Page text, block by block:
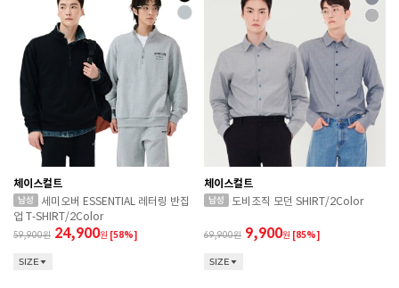
체이스컬트
세미오버 ESSENTIAL 레터링 반집
업 T-SHIRT/2Color
59,900 24,900원 [58%]
SIZE
체이스컬트
도비조직 모던 SHIRT/2Color
69,900 9,900원 [85%]
SIZE